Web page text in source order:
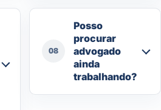
08
Posso
procurar
advogado
ainda
trabalhando?